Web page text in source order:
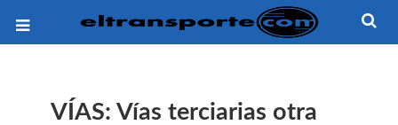
VÍAS: Vías terciarias otra